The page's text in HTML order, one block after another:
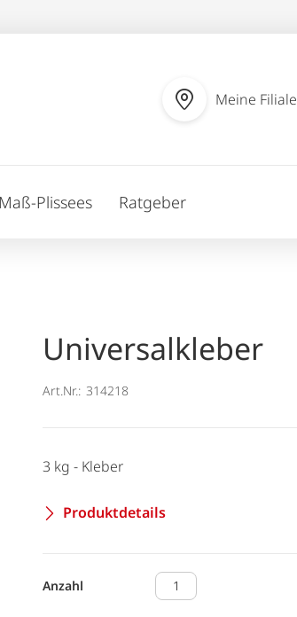
Meine Filiale
Maß-Plissees Ratgeber
Universalkleber
Art.Nr.: 314218
3 kg - Kleber
Produktdetails
Anzahl